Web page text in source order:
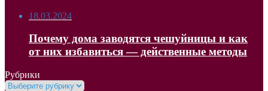
18.03.2024
Почему дома заводятся чешуйницы и как
от них избавиться — действенные методы
Рубрики
Рубрики